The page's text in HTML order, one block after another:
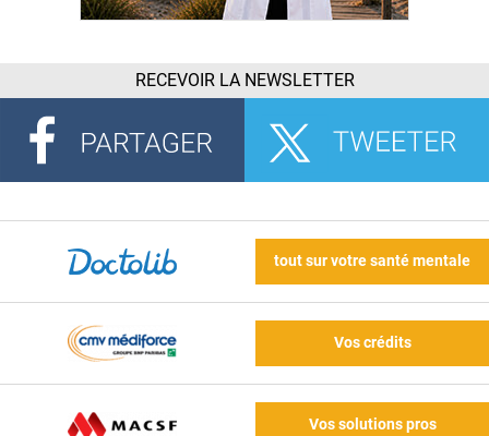
RECEVOIR LA NEWSLETTER
tout sur votre santé mentale
Vos crédits
Vos solutions pros